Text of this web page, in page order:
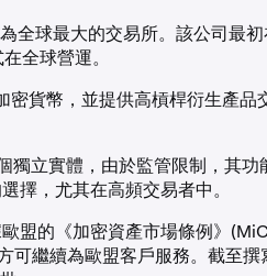
全球最大的交易所。該公司最
全球營運。
密貨幣，並提供高槓桿衍生產品
獨立實體，由於監管限制，其功
擇，尤其在高頻交易者中。
盟的《加密資產市場條例》
可繼續為歐盟客戶服務。截至撰